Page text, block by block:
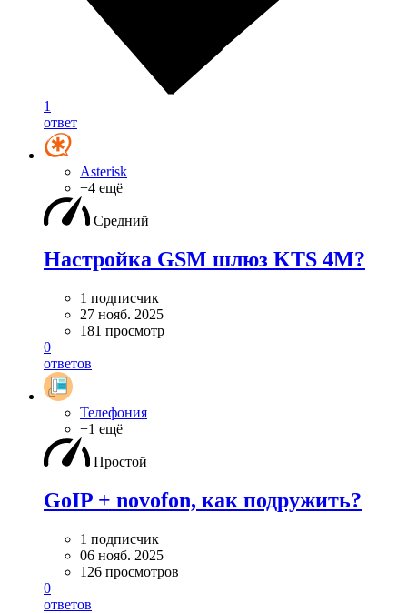
1
ответ
Asterisk
+4 ещё
Средний
Настройка GSM шлюз KTS 4M?
1 подписчик
27 нояб. 2025
181 просмотр
0
ответов
Телефония
+1 ещё
Простой
GoIP + novofon, как подружить?
1 подписчик
06 нояб. 2025
126 просмотров
0
ответов